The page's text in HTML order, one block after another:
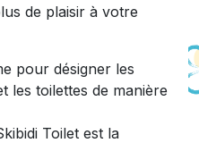
de plaisir à votre
pour désigner les
les toilettes de manière
Toilet est la